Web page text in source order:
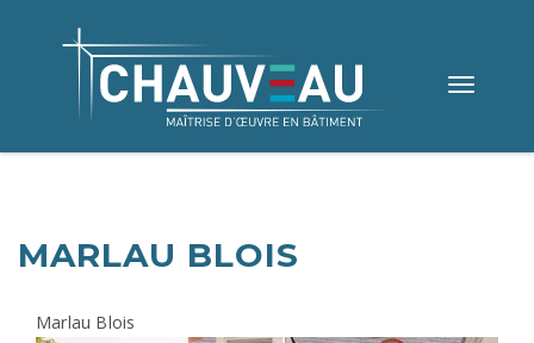
Toggle
MARLAU BLOIS
Marlau Blois